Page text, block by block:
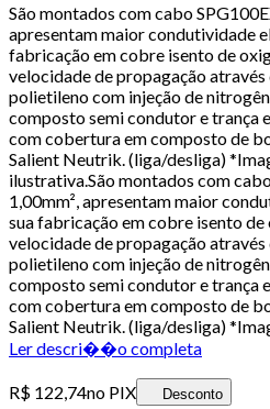
São montados com cabo
apresentam maior condutividade
fabricação em cobre isento de
velocidade de propagação
polietileno com injeção de
composto semi condutor e trança
com cobertura em composto de
Salient Neutrik. (liga/desliga)
ilustrativa.São montados com
1,00mm², apresentam maior
sua fabricação em cobre isento
velocidade de propagação
polietileno com injeção de
composto semi condutor e trança
com cobertura em composto de
Salient Neutrik. (liga/desliga)
Ler descri��o completa
R$ 122,74no PIX Desconto